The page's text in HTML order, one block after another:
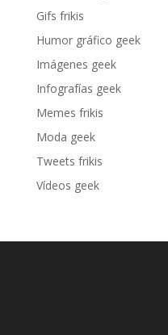
Gifs frikis
Humor gráfico geek
Imágenes geek
Infografías geek
Memes frikis
Moda geek
Tweets frikis
Vídeos geek